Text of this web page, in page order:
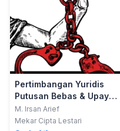
Pertimbangan Yuridis
Putusan Bebas & Upaya
Hukum Kasasi Perkara
Pidana
M. Irsan Arief
Mekar Cipta Lestari